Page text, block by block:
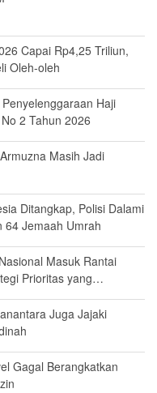
Capai Rp4,25 Triliun,
Oleh-oleh
Haji
2 Tahun 2026
Masih Jadi
Ditangkap, Polisi Dalami
64 Jemaah Umrah
Masuk Rantai
Prioritas yang
Juga Jajaki
Gagal Berangkatkan